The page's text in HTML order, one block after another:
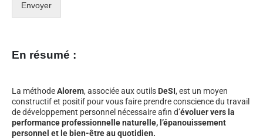
Envoyer
En résumé :
La méthodeAlorem, associée aux outils DeSI, est un moyen
constructif et positif pour vous faire prendre conscience du travail
de développement personnel nécessaire afin d’évoluer vers la
performance professionnelle naturelle, l’épanouissement
personnel et le bien-être au quotidien.